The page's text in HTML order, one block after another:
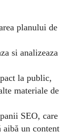
planului de
si analizeaza
la public,
materiale de
SEO, care
aibă un content